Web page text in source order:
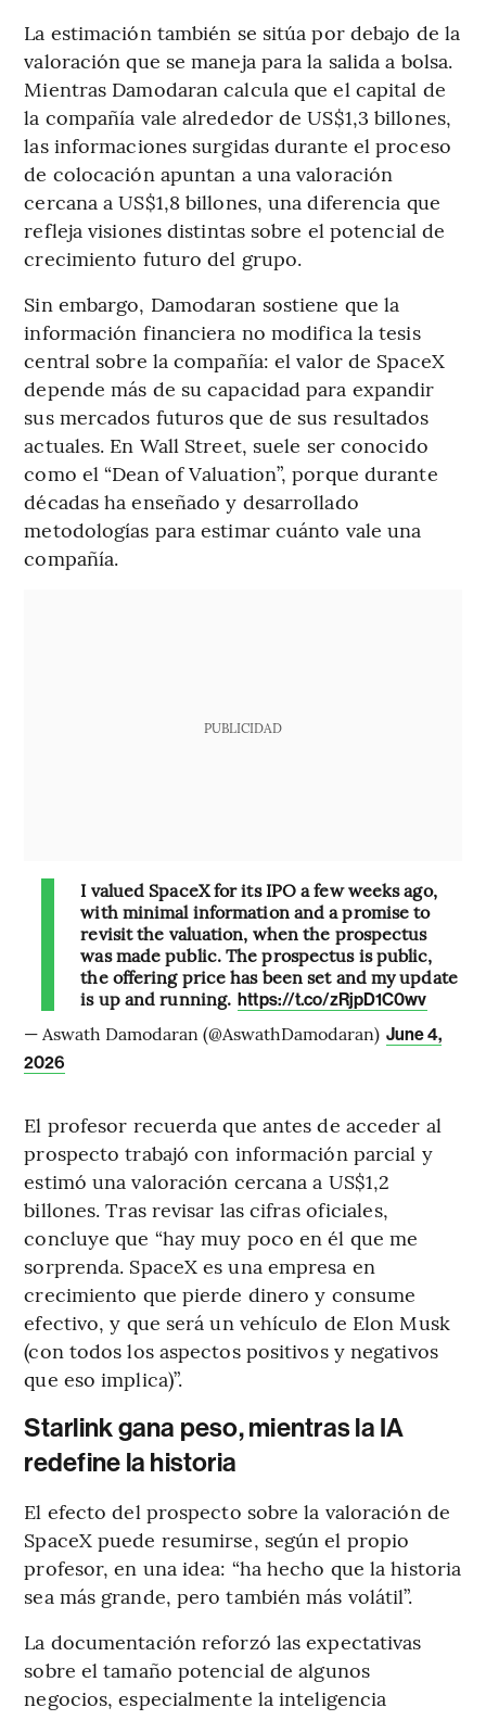
La estimación también se sitúa por debajo de la
valoración que se maneja para la salida a bolsa.
Mientras Damodaran calcula que el capital de
la compañía vale alrededor de US$1,3 billones,
las informaciones surgidas durante el proceso
de colocación apuntan a una valoración
cercana a US$1,8 billones, una diferencia que
refleja visiones distintas sobre el potencial de
crecimiento futuro del grupo.
Sin embargo, Damodaran sostiene que la
información financiera no modifica la tesis
central sobre la compañía: el valor de SpaceX
depende más de su capacidad para expandir
sus mercados futuros que de sus resultados
actuales. En Wall Street, suele ser conocido
como el “Dean of Valuation”, porque durante
décadas ha enseñado y desarrollado
metodologías para estimar cuánto vale una
compañía.
PUBLICIDAD
I valued SpaceX for its IPO a few weeks ago,
with minimal information and a promise to
revisit the valuation, when the prospectus
was made public. The prospectus is public,
the offering price has been set and my update
is up and running. https://t.co/zRjpD1C0wv
— Aswath Damodaran (@AswathDamodaran) June 4,
2026
El profesor recuerda que antes de acceder al
prospecto trabajó con información parcial y
estimó una valoración cercana a US$1,2
billones. Tras revisar las cifras oficiales,
concluye que “hay muy poco en él que me
sorprenda. SpaceX es una empresa en
crecimiento que pierde dinero y consume
efectivo, y que será un vehículo de Elon Musk
(con todos los aspectos positivos y negativos
que eso implica)”.
Starlink gana peso, mientras la IA
redefine la historia
El efecto del prospecto sobre la valoración de
SpaceX puede resumirse, según el propio
profesor, en una idea: “ha hecho que la historia
sea más grande, pero también más volátil”.
La documentación reforzó las expectativas
sobre el tamaño potencial de algunos
negocios, especialmente la inteligencia